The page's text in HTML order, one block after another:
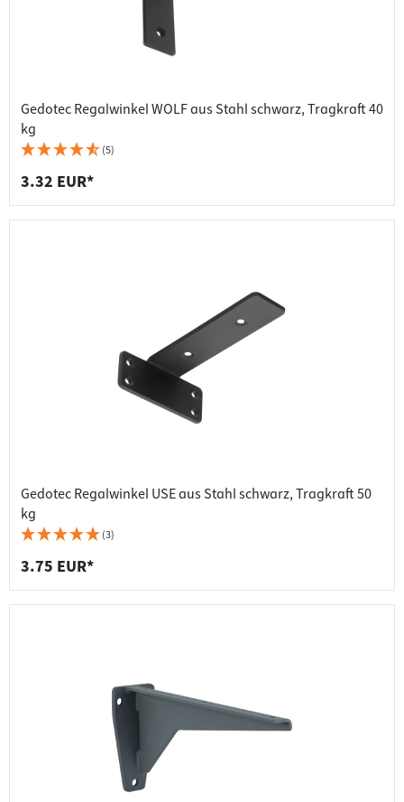
Gedotec Regalwinkel WOLF aus Stahl schwarz, Tragkraft 40
kg
(5)
3.32 EUR*
Gedotec Regalwinkel USE aus Stahl schwarz, Tragkraft 50
kg
(3)
3.75 EUR*